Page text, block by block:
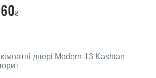
міжкімнатних дверей виготовляється з
сушіння), що покривається МДФ
20 мм. Завдяки такій товщині
виходить дуже міцною та
₴
двері Modern-13 Kashtan